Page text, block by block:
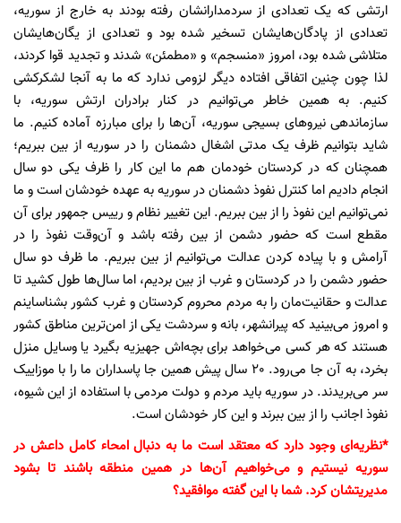
ارتشی که یک تعدادی از سردمدارانشان رفته بودند به خارج از سوریه،
تعدادی از پادگان‌هایشان تسخیر شده بود و تعدادی از یگان‌هایشان
متلاشی شده بود، امروز «منسجم» و «مطمئن» شدند و تجدید قوا کردند،
لذا چون چنین اتفاقی افتاده دیگر لزومی‌ ندارد که ما به آنجا لشکرکشی
کنیم. به همین خاطر ‌می‌توانیم در کنار برادران ارتش سوریه، با
سازماندهی نیروهای بسیجی سوریه، آن‌ها را برای مبارزه آماده کنیم. ما
شاید بتوانیم ظرف یک مدتی اشغال دشمنان را در سوریه از بین ببریم؛
همچنان که در کردستان خودمان هم ما این کار را ظرف یکی دو سال
انجام دادیم اما کنترل نفوذ دشمنان در سوریه به عهده خودشان است و ما
نمی‌توانیم این نفوذ را از بین ببریم. این تغییر نظام و رییس جمهور برای آن
مقطع است که حضور دشمن از بین رفته باشد و آن‌وقت نفوذ را در
آرامش و با پیاده کردن عدالت می‌توانیم از بین ببریم. ما ظرف دو سال
حضور دشمن را در کردستان و غرب از بین بردیم، اما سال‌ها طول کشید تا
عدالت و حقانیت‌مان را به مردم محروم کردستان و غرب کشور بشناساینم
و امروز می‌بینید که پیرانشهر، بانه و سردشت یکی از امن‌ترین مناطق کشور
هستند که‌ هر کسی می‌خواهد برای بچه‌اش جهیزیه بگیرد یا وسایل منزل
بخرد، به آن جا می‌رود. 20 سال پیش همین جا پاسداران ما را با موزاییک
سر می‌بریدند. در سوریه باید مردم و دولت مردمی با استفاده از این شیوه،
نفوذ اجانب را از بین ببرند و این کار خودشان است.
*نظریه‌ای وجود دارد که معتقد است ما به دنبال امحاء کامل داعش در
سوریه نیستیم و می‌خواهیم آن‌ها در همین منطقه باشند تا بشود
مدیریتشان کرد. شما با این گفته موافقید؟